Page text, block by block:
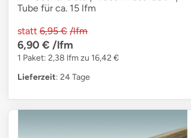
Tube für ca. 15 lfm
statt 6,95 € /lfm
6,90 € /lfm
1 Paket: 2,38 lfm zu 16,42 €
Lieferzeit: 24 Tage